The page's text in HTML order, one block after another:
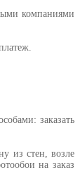
компаниями
заказать
из стен, возле
на заказ